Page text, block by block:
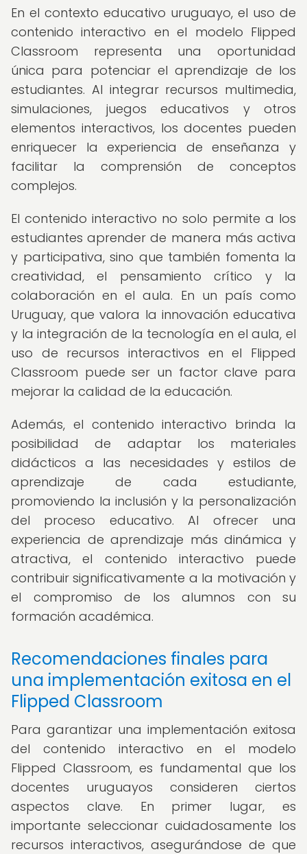
En el contexto educativo uruguayo, el uso de
contenido interactivo en el modelo Flipped
Classroom representa una oportunidad
única para potenciar el aprendizaje de los
estudiantes. Al integrar recursos multimedia,
simulaciones, juegos educativos y otros
elementos interactivos, los docentes pueden
enriquecer la experiencia de enseñanza y
facilitar la comprensión de conceptos
complejos.
El contenido interactivo no solo permite a los
estudiantes aprender de manera más activa
y participativa, sino que también fomenta la
creatividad, el pensamiento crítico y la
colaboración en el aula. En un país como
Uruguay, que valora la innovación educativa
y la integración de la tecnología en el aula, el
uso de recursos interactivos en el Flipped
Classroom puede ser un factor clave para
mejorar la calidad de la educación.
Además, el contenido interactivo brinda la
posibilidad de adaptar los materiales
didácticos a las necesidades y estilos de
aprendizaje de cada estudiante,
promoviendo la inclusión y la personalización
del proceso educativo. Al ofrecer una
experiencia de aprendizaje más dinámica y
atractiva, el contenido interactivo puede
contribuir significativamente a la motivación y
el compromiso de los alumnos con su
formación académica.
Recomendaciones finales para
una implementación exitosa en el
Flipped Classroom
Para garantizar una implementación exitosa
del contenido interactivo en el modelo
Flipped Classroom, es fundamental que los
docentes uruguayos consideren ciertos
aspectos clave. En primer lugar, es
importante seleccionar cuidadosamente los
recursos interactivos, asegurándose de que